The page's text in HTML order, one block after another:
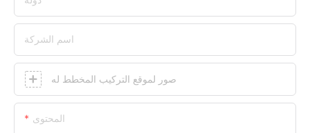
اسم الشركة
صور لموقع التركيب المخطط له
المحتوى